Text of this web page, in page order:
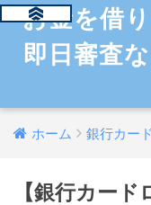
お金を借
即日審査
ホーム 銀行カー
【銀行カー